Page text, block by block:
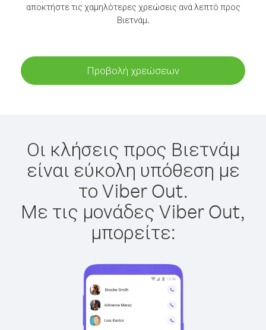
αποκτήστε τις χαμηλότερες χρεώσεις ανά λεπτό προς
Βιετνάμ.
Προβολή χρεώσεων
Οι κλήσεις προς Βιετνάμ
είναι εύκολη υπόθεση με
το Viber Out.
Με τις μονάδες Viber Out,
μπορείτε: